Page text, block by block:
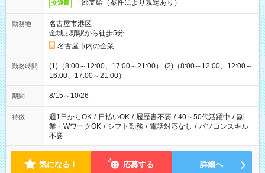
交通費 一部支給（案件により規定あり）
勤務地
名古屋市港区
金城ふ頭駅から徒歩5分
名古屋市内の企業
勤務時間
(1)（8:00～12:00、17:00～21:00） (2)（8:00～12:00、12:00～
16:00、17:00～21:00）
期間 8/15～10/26
特徴 週1日からOK / 日払いOK / 履歴書不要 / 40～50代活躍中 / 副
業・WワークOK / シフト勤務 / 電話対応なし / パソコンスキル
不要
気になる！ 応募する 詳細へ